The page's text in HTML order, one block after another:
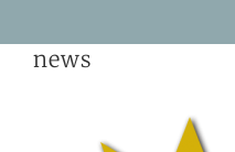
news